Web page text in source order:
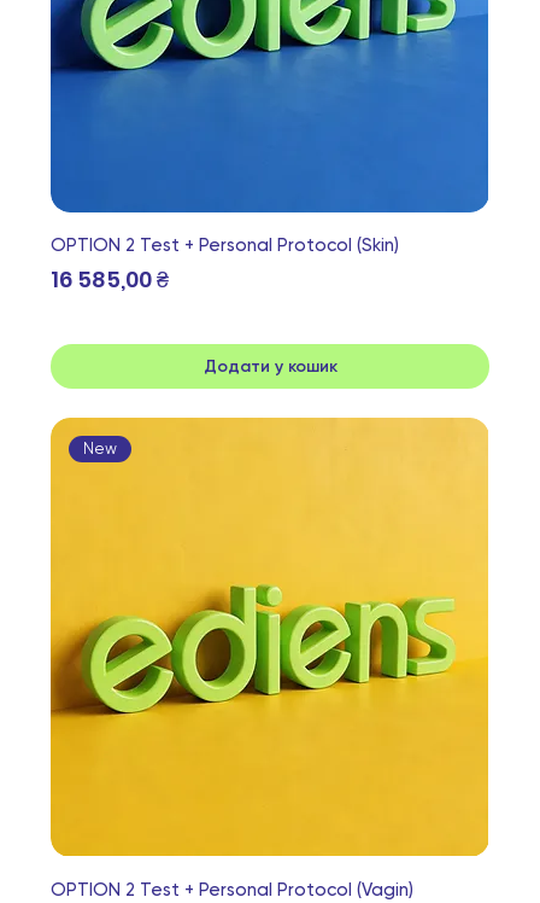
OPTION 2 Test + Personal Protocol (Skin)
Ціна
16 585,00 ₴
Додати у кошик
New
OPTION 2 Test + Personal Protocol (Vagin)